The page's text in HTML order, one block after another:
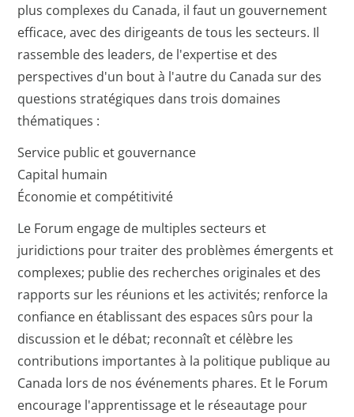
plus complexes du Canada, il faut un gouvernement
efficace, avec des dirigeants de tous les secteurs. Il
rassemble des leaders, de l'expertise et des
perspectives d'un bout à l'autre du Canada sur des
questions stratégiques dans trois domaines
thématiques :
Service public et gouvernance
Capital humain
Économie et compétitivité
Le Forum engage de multiples secteurs et
juridictions pour traiter des problèmes émergents et
complexes; publie des recherches originales et des
rapports sur les réunions et les activités; renforce la
confiance en établissant des espaces sûrs pour la
discussion et le débat; reconnaît et célèbre les
contributions importantes à la politique publique au
Canada lors de nos événements phares. Et le Forum
encourage l'apprentissage et le réseautage pour